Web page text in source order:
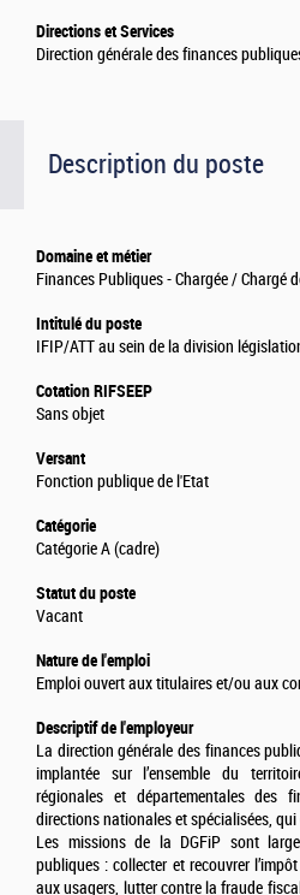
Description du poste
Domaine et métier
Finances Publiques - Chargée / Chargé
Intitulé du poste
IFIP/ATT au sein de la division
Cotation RIFSEEP
Sans objet
Versant
Fonction publique de l'Etat
Catégorie
Catégorie A (cadre)
Statut du poste
Vacant
Nature de l'emploi
Emploi ouvert aux titulaires et/ou aux
Descriptif de l'employeur
La direction générale des finances
implantée sur l’ensemble du
régionales et départementales des
directions nationales et spécialisées,
Les missions de la DGFiP sont
publiques : collecter et recouvrer
aux usagers, lutter contre la fraude
Directions et Services
Direction générale des finances